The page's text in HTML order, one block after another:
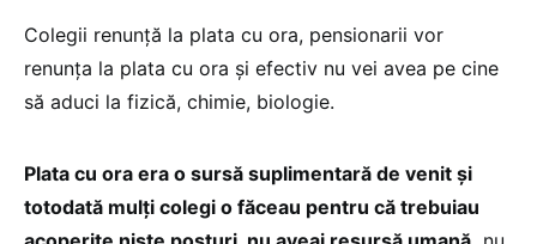
Colegii renunță la plata cu ora, pensionarii vor
renunța la plata cu ora și efectiv nu vei avea pe cine
să aduci la fizică, chimie, biologie.
Plata cu ora era o sursă suplimentară de venit și
totodată mulți colegi o făceau pentru că trebuiau